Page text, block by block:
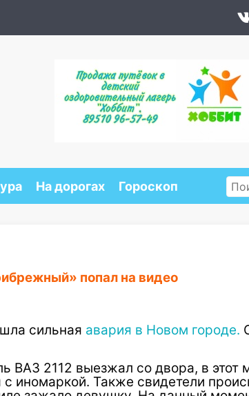
На дорогах Гороскоп
попал на видео
сильная авария в Новом городе.
ВАЗ 2112 выезжал со двора, в этот
с иномаркой. Также свидетели